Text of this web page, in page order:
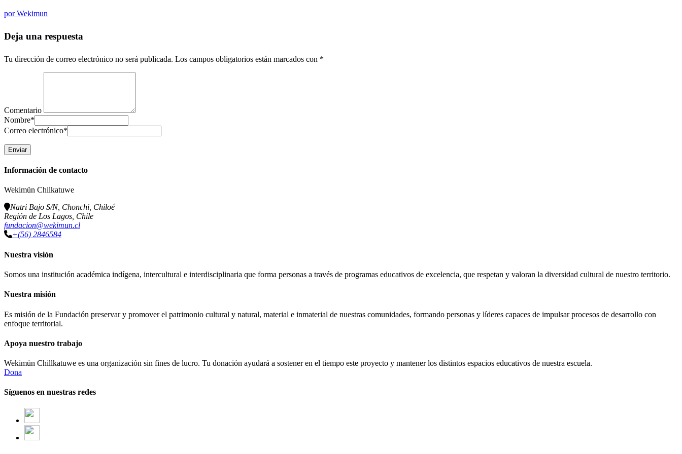
porWekimun
Deja una respuesta
Tu dirección de correo electrónico no será publicada. Los campos obligatorios están marcados con *
Comentario
Nombre*
Correo electrónico*
Información de contacto
Wekimün Chilkatuwe
Natri Bajo S/N, Chonchi, Chiloé
Región de Los Lagos, Chile
fundacion@wekimun.cl
+(56) 2846584
Nuestra visión
Somos una institución académica indígena, intercultural e interdisciplinaria que forma personas a través de programas educativos de excelencia, que respetan y valoran la diversidad cultural de nuestro territorio.
Nuestra misión
Es misión de la Fundación preservar y promover el patrimonio cultural y natural, material e inmaterial de nuestras comunidades, formando personas y líderes capaces de impulsar procesos de desarrollo con
enfoque territorial.
Apoya nuestro trabajo
Wekimün Chillkatuwe es una organización sin fines de lucro. Tu donación ayudará a sostener en el tiempo este proyecto y mantener los distintos espacios educativos de nuestra escuela.
Dona
Síguenos en nuestras redes